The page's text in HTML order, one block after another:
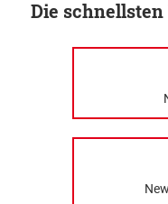
Die